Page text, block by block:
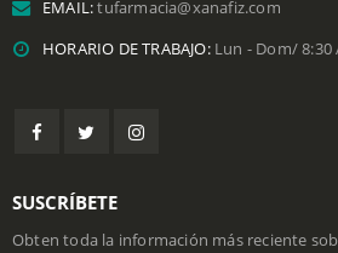
EMAIL: tufarmacia@xanafiz.com
HORARIO DE TRABAJO: Lun - Dom/ 8:30
SUSCRÍBETE
Obten toda la información más reciente